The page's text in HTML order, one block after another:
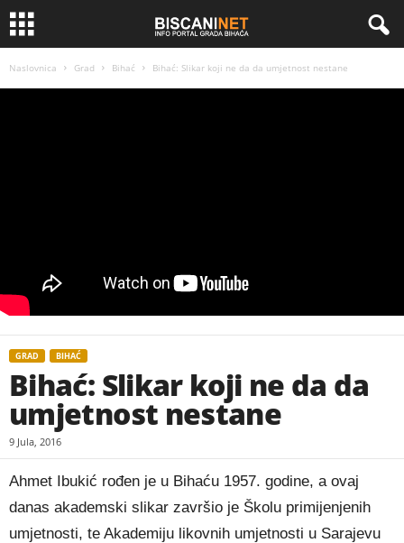
Naslovnica Grad Bihać Bihać: Slikar koji ne da da umjetnost nestane
GRAD BIHAĆ
Bihać: Slikar koji ne da da
umjetnost nestane
9 Jula, 2016
Ahmet Ibukić rođen je u Bihaću 1957. godine, a ovaj
danas akademski slikar završio je Školu primijenjenih
umjetnosti, te Akademiju likovnih umjetnosti u Sarajevu